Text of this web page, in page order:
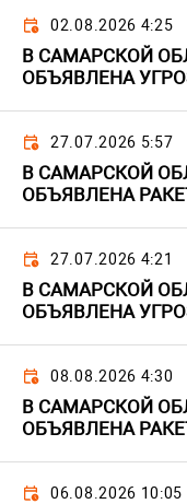
02.08.2026 4:25
В САМАРСКОЙ
ОБЪЯВЛЕНА
27.07.2026 5:57
В САМАРСКОЙ
ОБЪЯВЛЕНА
27.07.2026 4:21
В САМАРСКОЙ
ОБЪЯВЛЕНА
08.08.2026 4:30
В САМАРСКОЙ
ОБЪЯВЛЕНА
06.08.2026 10:05